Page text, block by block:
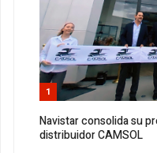
1
Navistar consolida su
distribuidor CAMSOL